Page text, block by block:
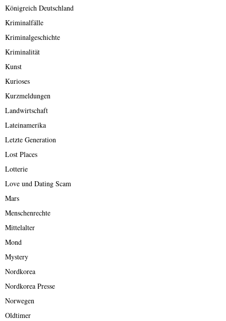
Königreich Deutschland
Kriminalfälle
Kriminalgeschichte
Kriminalität
Kunst
Kurioses
Kurzmeldungen
Landwirtschaft
Lateinamerika
Letzte Generation
Lost Places
Lotterie
Love und Dating Scam
Mars
Menschenrechte
Mittelalter
Mond
Mystery
Nordkorea
Nordkorea Presse
Norwegen
Oldtimer